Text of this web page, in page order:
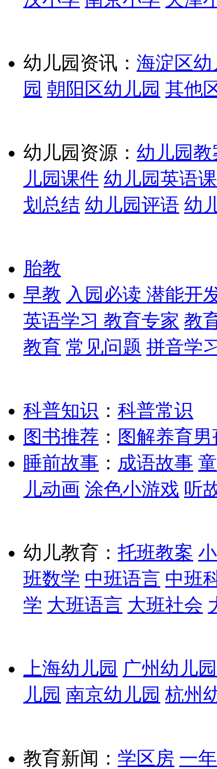
幼儿园资讯： 海淀区幼
园 朝阳区幼儿园 其他
幼儿园资源： 幼儿园教
儿园课件 幼儿园英语
划总结 幼儿园评语 幼
胎教
早教 入园必读 潜能开
英语学习 教育专家 教
教育 常见问题 拼音学
科普知识 ： 科普常识
图书推荐 ： 图解养育男
睡前故事 ： 成语故事
儿动画 涂色小游戏 听
幼儿教育： 托班教案
班数学 中班语言 中班
学 大班语言 大班社会
上海幼儿园 广州幼儿园
儿园 南京幼儿园 杭州
教育新闻： 学区房 一